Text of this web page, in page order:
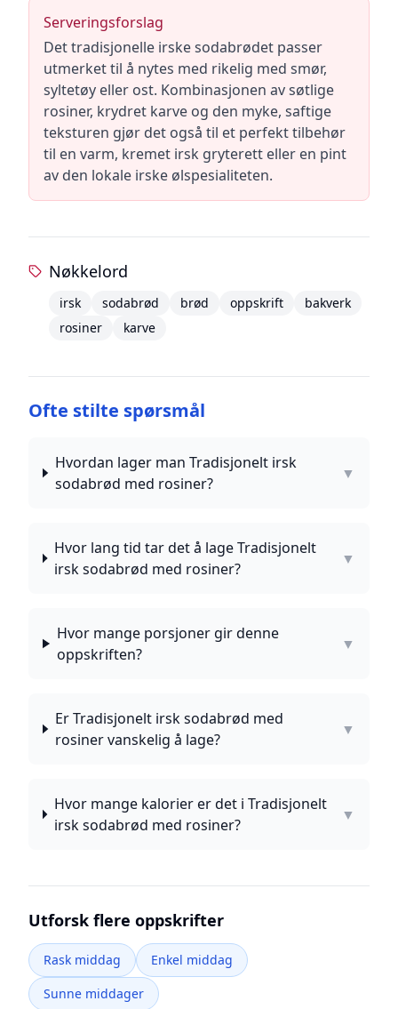
Serveringsforslag
Det tradisjonelle irske sodabrødet passer
utmerket til å nytes med rikelig med smør,
syltetøy eller ost. Kombinasjonen av søtlige
rosiner, krydret karve og den myke, saftige
teksturen gjør det også til et perfekt tilbehør
til en varm, kremet irsk gryterett eller en pint
av den lokale irske ølspesialiteten.
Nøkkelord
irsk sodabrød brød oppskrift
bakverk
rosiner
karve
Ofte stilte spørsmål
Hvordan lager man Tradisjonelt irsk
sodabrød med rosiner?
▼
Hvor lang tid tar det å lage Tradisjonelt
irsk sodabrød med rosiner?
▼
Hvor mange porsjoner gir denne
oppskriften?
▼
Er Tradisjonelt irsk sodabrød med
rosiner vanskelig å lage?
▼
Hvor mange kalorier er det i Tradisjonelt
irsk sodabrød med rosiner?
▼
Utforsk flere oppskrifter
Rask middag
Enkel middag
Sunne middager